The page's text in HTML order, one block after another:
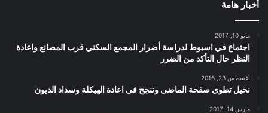
أخبار هامة
مايو 10, 2017
اجتماع في اسيوط لدراسة أضرار المجمع السكني قرب المصانع واعادة
النظر حال التأكد من الضرر
أغسطس 23, 2016
نخيل تطوى صفحة الماضى وتنجح فى اعادة الهيكلة وسداد الديون
مارس 14, 2017